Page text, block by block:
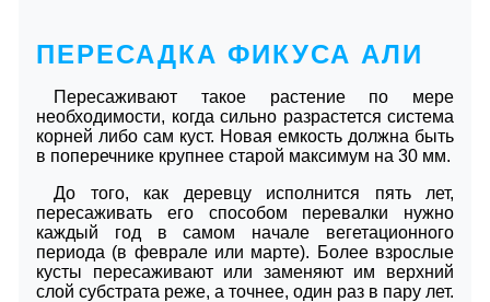
ПЕРЕСАДКА ФИКУСА АЛИ
Пересаживают такое растение по мере
необходимости, когда сильно разрастется система
корней либо сам куст. Новая емкость должна быть
в поперечнике крупнее старой максимум на 30 мм.
До того, как деревцу исполнится пять лет,
пересаживать его способом перевалки нужно
каждый год в самом начале вегетационного
периода (в феврале или марте). Более взрослые
кусты пересаживают или заменяют им верхний
слой субстрата реже, а точнее, один раз в пару лет.